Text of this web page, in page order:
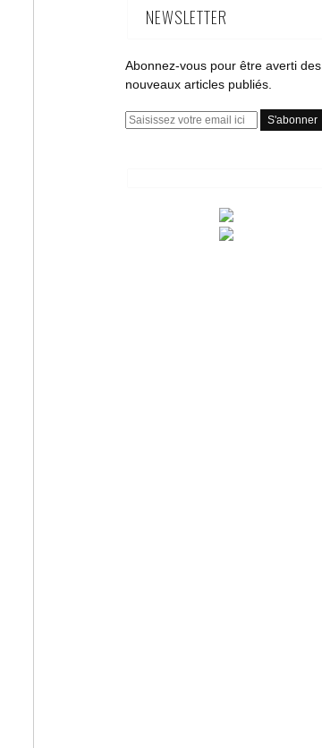
NEWSLETTER
Abonnez-vous pour être averti des
nouveaux articles publiés.
E